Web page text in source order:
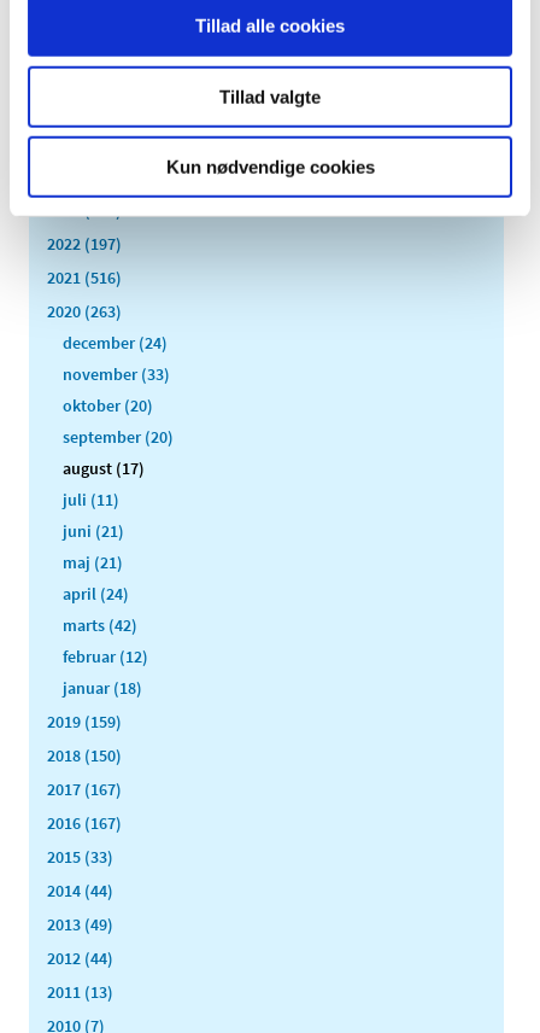
Tillad alle cookies
Tillad valgte
Kun nødvendige cookies
TID
2025 (158)
2022 (197)
2021 (516)
2020 (263)
december (24)
november (33)
oktober (20)
september (20)
august (17)
juli (11)
juni (21)
maj (21)
april (24)
marts (42)
februar (12)
januar (18)
2019 (159)
2018 (150)
2017 (167)
2016 (167)
2015 (33)
2014 (44)
2013 (49)
2012 (44)
2011 (13)
2010 (7)